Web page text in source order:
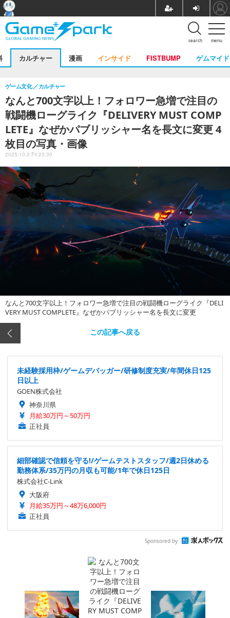
menu
search
カルチャー 漫画 インサイド FISTBUMP ゲムマイド
なんと700文字以上！フォロワー急増で注目の
戦闘機ローグライク『DELIVERY MUST COMP
LETE』なぜかパブリッシャー名を長文に変更 4
枚目の写真・画像
ゲーム文化 カルチャー
2025.10.3 Fri 23:30
なんと700文字以上！フォロワー急増で注目の戦闘機ローグライク『DELI
VERY MUST COMPLETE』なぜかパブリッシャー名を長文に変更
この記事へ戻る
未経験採用枠/ゲームデバッガー/研修制度充実/年間休日125
日以上
GOEN株式会社
神奈川県
月給30万円～50万円
正社員
細部確認で信頼を守る!/ゲームテストスタッフ/週2日休める
勤務体系/35万円の月収も可能/1年で休日125日
株式会社C-Link
大阪府
月給35万円～48万6,000円
正社員
Sponsored by